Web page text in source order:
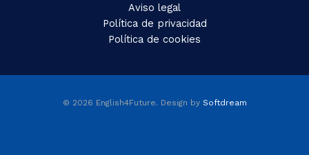
Aviso legal
Política de privacidad
Política de cookies
© 2026 English4Future. Design by Softdream